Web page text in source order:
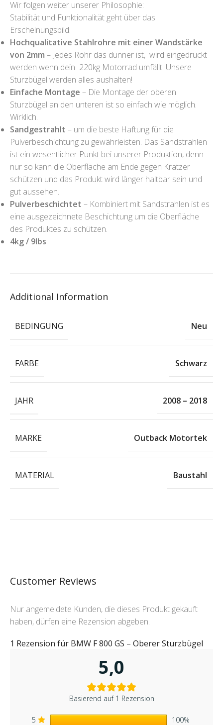
Wir folgen weiter unserer Philosophie:
Stabilität und Funktionalität geht über das
Erscheinungsbild.
Hochqualitative Stahlrohre mit einer Wandstärke
von 2mm – Jedes Rohr das dünner ist, wird eingedrückt
werden wenn dein 220kg Motorrad umfällt. Unsere
Sturzbügel werden alles aushalten!
Einfache Montage – Die Montage der oberen
Sturzbügel an den unteren ist so einfach wie möglich.
Wirklich.
Sandgestrahlt – um die beste Haftung für die
Pulverbeschichtung zu gewährleisten. Das Sandstrahlen
ist ein wesentlicher Punkt bei unserer Produktion, denn
nur so kann die Oberfläche am Ende gegen Kratzer
schützen und das Produkt wird länger haltbar sein und
gut aussehen.
Pulverbeschichtet – Kombiniert mit Sandstrahlen ist es
eine ausgezeichnete Beschichtung um die Oberfläche
des Produktes zu schützen.
4kg / 9lbs
Additional Information
BEDINGUNG Neu
FARBE Schwarz
JAHR 2008 – 2018
MARKE Outback Motortek
MATERIAL Baustahl
Customer Reviews
1 Rezension für BMW F 800 GS – Oberer Sturzbügel
5,0
Basierend auf 1 Rezension
5
100%
Nur angemeldete Kunden, die dieses Produkt gekauft
haben, dürfen eine Rezension abgeben.